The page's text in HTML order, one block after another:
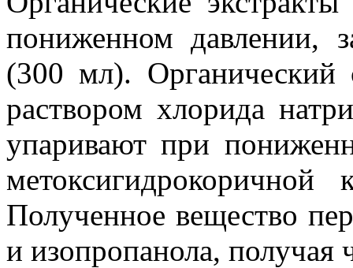
пониженном давлении,
(300 мл).
раствором хлорида
упаривают при
Полученное вещество
и изопропанола, получая